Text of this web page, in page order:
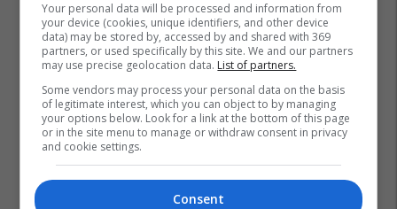
Your personal data will be processed and information from
your device (cookies, unique identifiers, and other device
data) may be stored by, accessed by and shared with 369
partners, or used specifically by this site. We and our partners
may use precise geolocation data. List of partners.
Some vendors may process your personal data on the basis
of legitimate interest, which you can object to by managing
your options below. Look for a link at the bottom of this page
or in the site menu to manage or withdraw consent in privacy
and cookie settings.
Consent